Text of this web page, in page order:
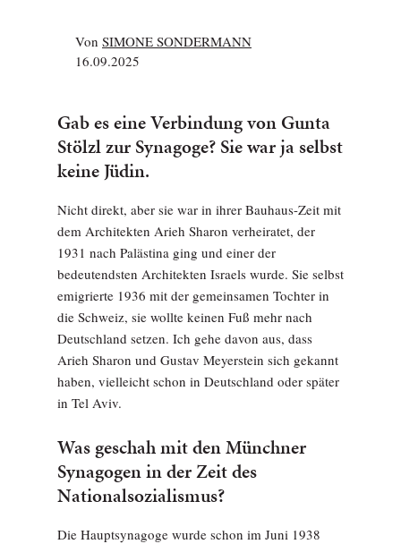
Von SIMONE SONDERMANN
16.09.2025
Gab es eine Verbindung von Gunta
Stölzl zur Synagoge? Sie war ja selbst
keine Jüdin.
Nicht direkt, aber sie war in ihrer Bauhaus-Zeit mit
dem Architekten Arieh Sharon verheiratet, der
1931 nach Palästina ging und einer der
bedeutendsten Architekten Israels wurde. Sie selbst
emigrierte 1936 mit der gemeinsamen Tochter in
die Schweiz, sie wollte keinen Fuß mehr nach
Deutschland setzen. Ich gehe davon aus, dass
Arieh Sharon und Gustav Meyerstein sich gekannt
haben, vielleicht schon in Deutschland oder später
in Tel Aviv.
Was geschah mit den Münchner
Synagogen in der Zeit des
Nationalsozialismus?
Die Hauptsynagoge wurde schon im Juni 1938